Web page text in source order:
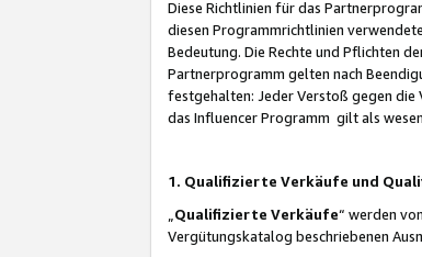
Diese Richtlinien für das
diesen Programmrichtlinien
Bedeutung. Die Rechte und Pflichten
Partnerprogramm gelten nach
festgehalten: Jeder Verstoß gegen
das Influencer Programm gilt als
1. Qualifizierte Verkäufe und
Qualifizierte Verkäufe“ werden
Vergütungskatalog beschriebenen